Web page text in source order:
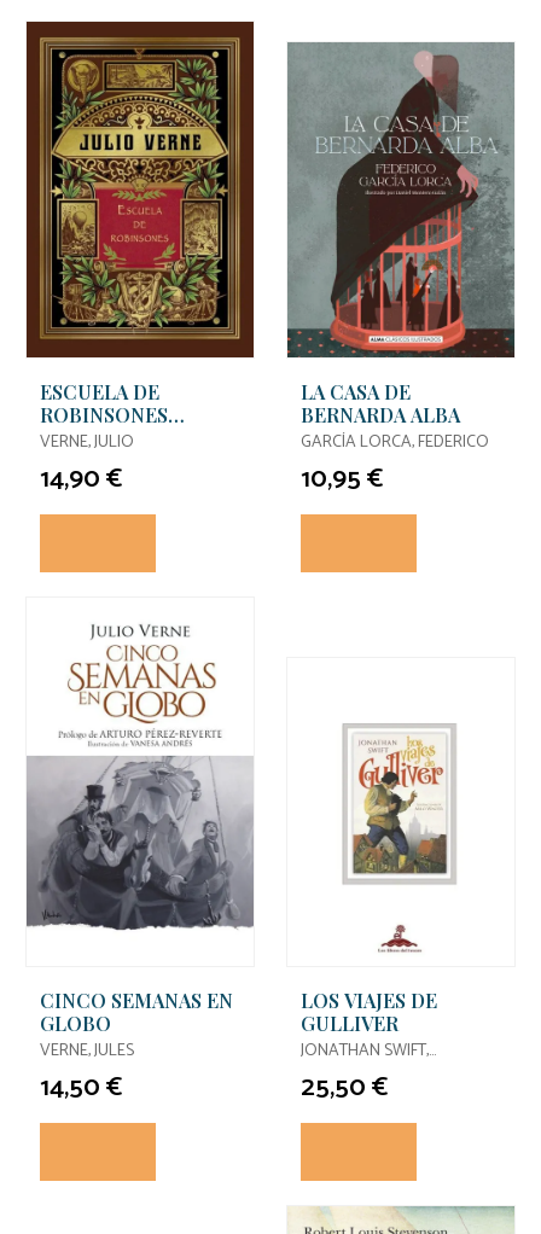
ESCUELA DE
ROBINSONES
(HETZEL)
VERNE, JULIO
14,90 €
LA CASA DE
BERNARDA ALBA
GARCÍA LORCA, FEDERICO
10,95 €
CINCO SEMANAS EN
GLOBO
VERNE, JULES
14,50 €
LOS VIAJES DE
GULLIVER
JONATHAN SWIFT,
JONATHAN SWIFT / SWIFT,
JONATHAN
25,50 €